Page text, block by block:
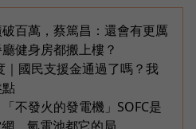
百萬，蔡篤昌：還會有更厲
健身房都搬上樓？
國民支援金通過了嗎？我
不發火的發電機」SOFC是